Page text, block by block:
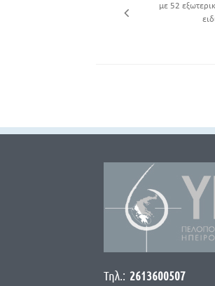
με 52
Τηλ.: 2613600507